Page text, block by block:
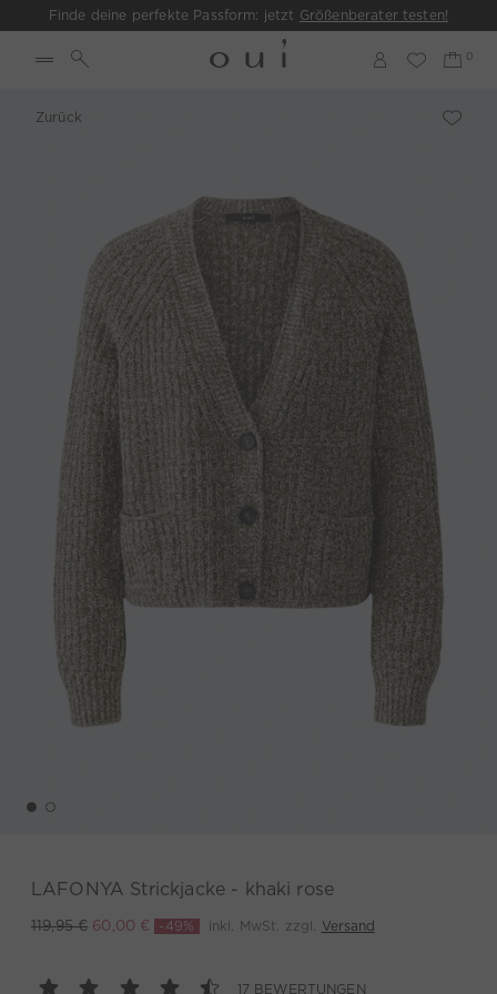
Finde deine perfekte Passform: jetzt Größenberater testen!
Zurück
LAFONYA Strickjacke - khaki rose
119,95 € 60,00 € -49% inkl. MwSt. zzgl. Versand
17 BEWERTUNGEN